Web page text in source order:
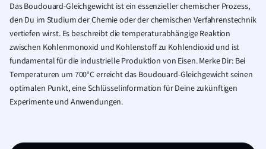
Das Boudouard-Gleichgewicht ist ein essenzieller chemischer Prozess,
den Du im Studium der Chemie oder der chemischen Verfahrenstechnik
vertiefen wirst. Es beschreibt die temperaturabhängige Reaktion
zwischen Kohlenmonoxid und Kohlenstoff zu Kohlendioxid und ist
fundamental für die industrielle Produktion von Eisen. Merke Dir: Bei
Temperaturen um 700°C erreicht das Boudouard-Gleichgewicht seinen
optimalen Punkt, eine Schlüsselinformation für Deine zukünftigen
Experimente und Anwendungen.